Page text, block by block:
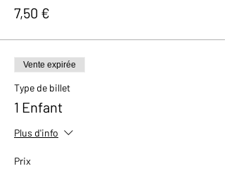
7,50 €
Vente expirée
Type de billet
1 Enfant
Plus d'info
Prix